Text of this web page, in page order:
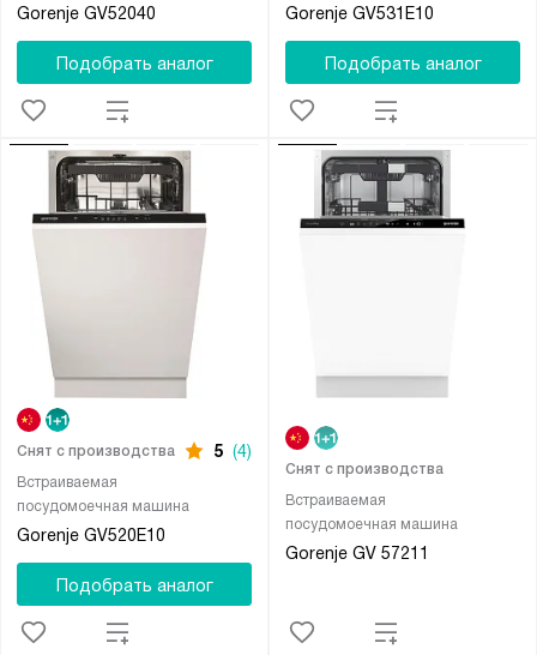
Gorenje GV52040
Подобрать аналог
Gorenje GV531E10
Подобрать аналог
Встраиваемая
посудомоечная машина
Gorenje GV520E10
Снят с производства 5 (4)
Подобрать аналог
Встраиваемая
посудомоечная машина
Gorenje GV 57211
Снят с производства